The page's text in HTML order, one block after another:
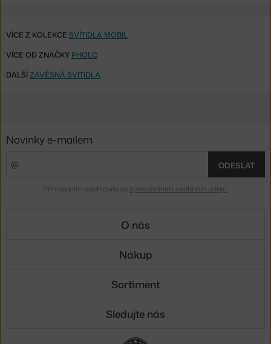
VÍCE Z KOLEKCE SVÍTIDLA MOBIL
VÍCE OD ZNAČKY PHOLC
DALŠÍZÁVĚSNÁ SVÍTIDLA
Novinky e-mailem
ODESLAT
Přihlášením souhlasíte se zpracováním osobních údajů
O nás
Nákup
Sortiment
Sledujte nás